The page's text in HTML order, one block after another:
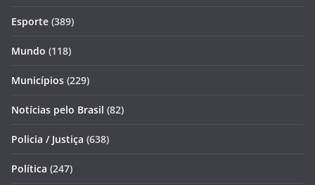
Esporte (389)
Mundo (118)
Municípios (229)
Notícias pelo Brasil (82)
Policia / Justiça (638)
Política (247)